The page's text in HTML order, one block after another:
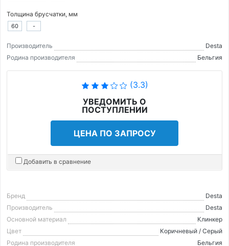
Толщина брусчатки, мм
60 -
Производитель
Desta
Родина производителя
Бельгия
(3.3)
УВЕДОМИТЬ О
ПОСТУПЛЕНИИ
ЦЕНА ПО ЗАПРОСУ
Добавить в сравнение
Бренд
Desta
Производитель
Desta
Основной материал
Клинкер
Цвет
Коричневый / Серый
Родина производителя
Бельгия